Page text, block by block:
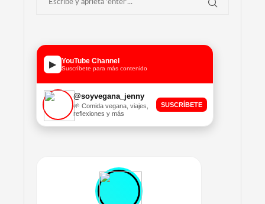
▶ YouTube Channel
Suscríbete para más contenido
@soyvegana_jenny
🌱 Comida vegana, viajes,
reflexiones y más
SUSCRÍBETE